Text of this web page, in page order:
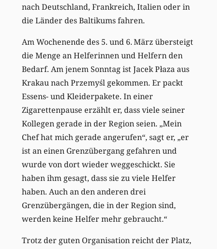
nach Deutschland, Frankreich, Italien oder in
die Länder des Baltikums fahren.
Am Wochenende des 5. und 6. März übersteigt
die Menge an Helferinnen und Helfern den
Bedarf. Am jenem Sonntag ist Jacek Płaza aus
Krakau nach Przemyśl gekommen. Er packt
Essens- und Kleiderpakete. In einer
Zigarettenpause erzählt er, dass viele seiner
Kollegen gerade in der Region seien. „Mein
Chef hat mich gerade angerufen“, sagt er, „er
ist an einen Grenzübergang gefahren und
wurde von dort wieder weggeschickt. Sie
haben ihm gesagt, dass sie zu viele Helfer
haben. Auch an den anderen drei
Grenzübergängen, die in der Region sind,
werden keine Helfer mehr gebraucht.“
Trotz der guten Organisation reicht der Platz,